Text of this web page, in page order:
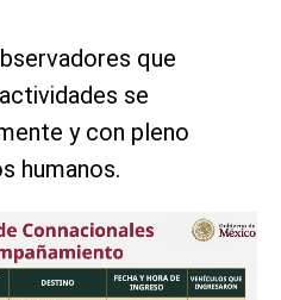
que
se
y con pleno
humanos.